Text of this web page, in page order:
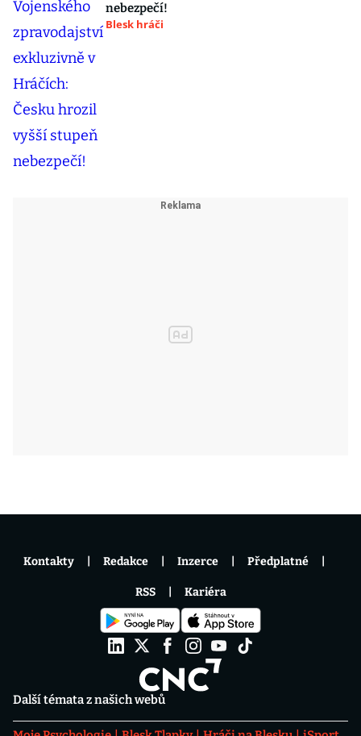
nebezpečí!
Blesk hráči
Další témata z našich webů
Kontakty Redakce Inzerce Předplatné
RSS Kariéra